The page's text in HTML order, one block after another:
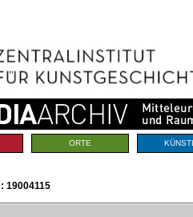
ORTE
19004115